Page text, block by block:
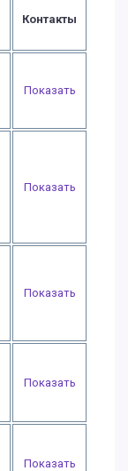
Контакты
Показать
Показать
Показать
Показать
Показать